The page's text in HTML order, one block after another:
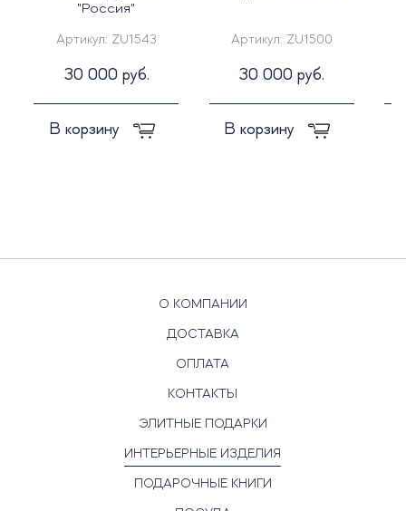
"Россия"
Артикул: ZU1543
30 000 руб.
В корзину
Артикул: ZU1500
30 000 руб.
В корзину
О КОМПАНИИ
ДОСТАВКА
ОПЛАТА
КОНТАКТЫ
ЭЛИТНЫЕ ПОДАРКИ
ИНТЕРЬЕРНЫЕ ИЗДЕЛИЯ
ПОДАРОЧНЫЕ КНИГИ